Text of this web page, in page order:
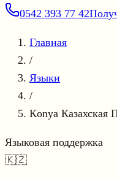
0542 393 77 42
Главная
/
Языки
/
Кonya Казахская
Языковая поддержка
🇰🇿